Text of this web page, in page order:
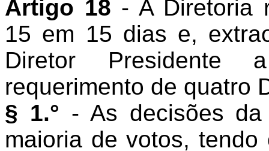
Artigo 18 - A Diretoria
15 em 15 dias e,
Diretor Presidente
requerimento de quatro
§ 1.° - As decisões
maioria de votos,